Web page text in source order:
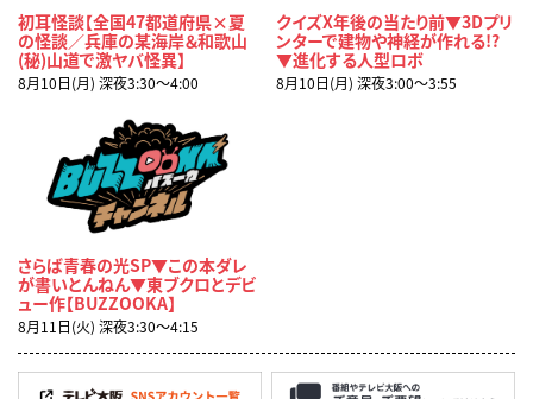
初耳怪談【全国47都道府県×夏
の怪談／兵庫の某海岸＆和歌山
(秘)山道で激ヤバ怪異】
8月10日(月) 深夜3:30〜4:00
クイズX年後の当たり前▼3Dプリ
ンターで建物や神経が作れる!?
▼進化する人型ロボ
8月10日(月) 深夜3:00〜3:55
さらば青春の光SP▼この本ダレ
が書いとんねん▼東ブクロとデビ
ュー作【BUZZOOKA】
8月11日(火) 深夜3:30〜4:15